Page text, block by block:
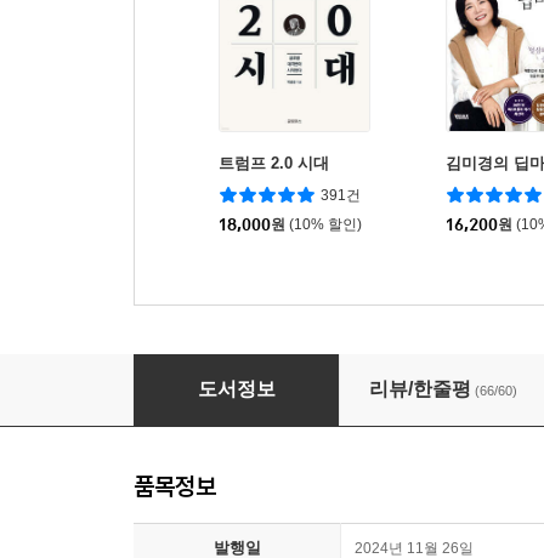
트럼프 2.0 시대
391건
18,000원 (10% 할인)
김미경의 딥
16,200원
모든 시험에 적용되는 33가지 진짜 공부법
도서정보 리뷰/한줄평 (66/60)
품목정보
발행일 2024년 11월 26일